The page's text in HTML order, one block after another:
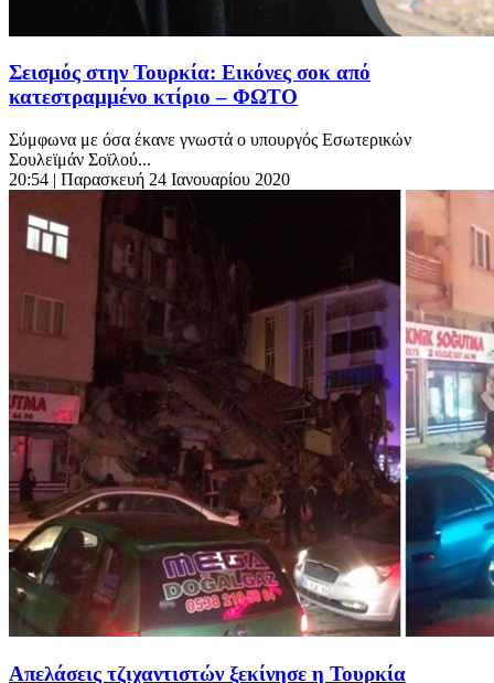
Σεισμός στην Τουρκία: Εικόνες σοκ από
κατεστραμμένο κτίριο – ΦΩΤΟ
Σύμφωνα με όσα έκανε γνωστά ο υπουργός Εσωτερικών
Σουλεϊμάν Σοϊλού...
20:54 | Παρασκευή 24 Ιανουαρίου 2020
Απελάσεις τζιχαντιστών ξεκίνησε η Τουρκία